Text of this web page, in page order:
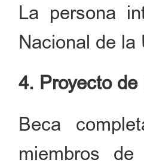
La persona
Nacional de la
4. Proyecto
Beca
miembros